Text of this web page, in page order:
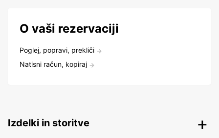
O vaši rezervaciji
Poglej, popravi, prekliči
Natisni račun, kopiraj
Izdelki in storitve